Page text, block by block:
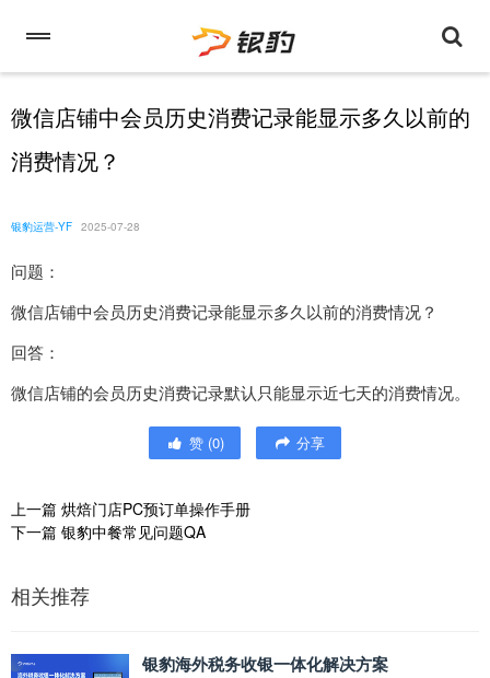
微信店铺中会员历史消费记录能显示多久以前的
消费情况？
银豹运营-YF 2025-07-28
问题：
微信店铺中会员历史消费记录能显示多久以前的消费情况？
回答：
微信店铺的会员历史消费记录默认只能显示近七天的消费情况。
赞 (0) 分享
上一篇 烘焙门店PC预订单操作手册
下一篇 银豹中餐常见问题QA
相关推荐
银豹海外税务收银一体化解决方案